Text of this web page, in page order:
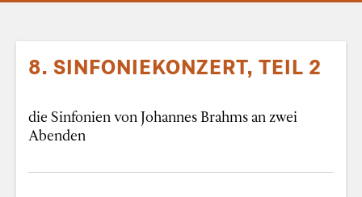
8. SINFONIEKONZERT, TEIL 2
die Sinfonien von Johannes Brahms an zwei
Abenden